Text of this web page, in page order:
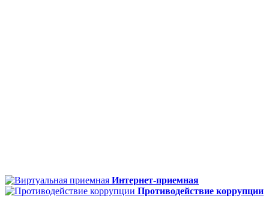
Интернет-приемная
Противодействие коррупции